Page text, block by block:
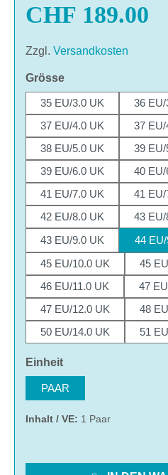
CHF 189.00
Zzgl. Versandkosten
Grösseauswählen
35 EU/3.0 UK
36
37 EU/4.0 UK
37
38 EU/5.0 UK
39
39 EU/6.0 UK
40
41 EU/7.0 UK
41
42 EU/8.0 UK
43
43 EU/9.0 UK
44
45 EU/10.0 UK
45
46 EU/11.0 UK
47
47 EU/12.0 UK
48
50 EU/14.0 UK
51
Einheitauswählen
PAAR
Inhalt / VE: 1 Paar